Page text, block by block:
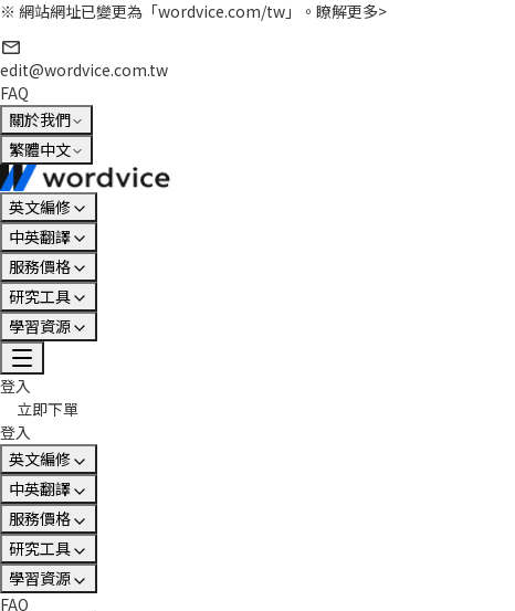
※ 網站網址已變更為「wordvice.com/tw」。 瞭解更多>
edit@wordvice.com.tw
FAQ
關於我們
繁體中文
英文編修
中英翻譯
服務價格
研究工具
學習資源
登入
立即下單
登入
英文編修
中英翻譯
服務價格
研究工具
學習資源
FAQ